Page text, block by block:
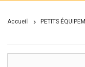
Accueil PETITS